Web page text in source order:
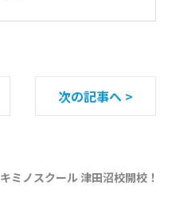
次の記事へ >
キミノスクール 津田沼校開校！